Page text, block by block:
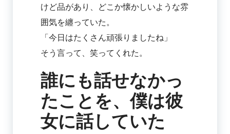
けど品があり、どこか懐かしいような雰
囲気を纏っていた。
「今日はたくさん頑張りましたね」
そう言って、笑ってくれた。
誰にも話せなかっ
たことを、僕は彼
女に話していた